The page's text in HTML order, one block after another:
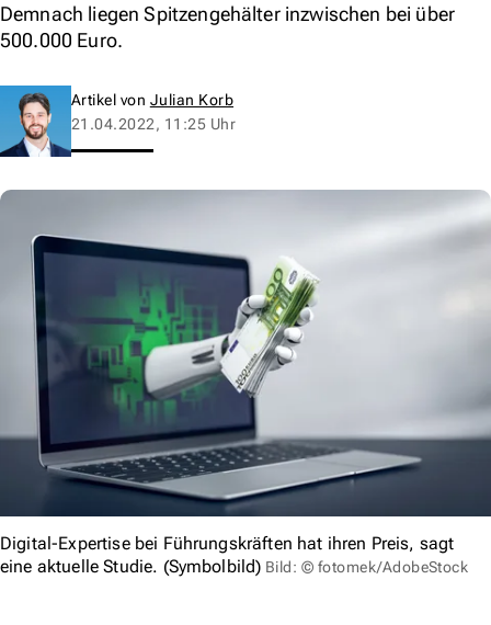
Demnach liegen Spitzengehälter inzwischen bei über
500.000 Euro.
Artikel von Julian Korb
21.04.2022, 11:25 Uhr
Digital-Expertise bei Führungskräften hat ihren Preis, sagt
eine aktuelle Studie. (Symbolbild) Bild: © fotomek/AdobeStock